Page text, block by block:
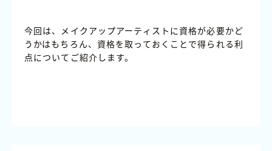
今回は、メイクアップアーティストに資格が必要かど
うかはもちろん、資格を取っておくことで得られる利
点についてご紹介します。